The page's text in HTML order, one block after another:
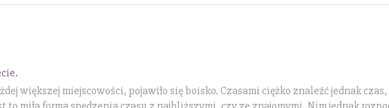
większej miejscowości, pojawiło się boisko. Czasami ciężko znaleźć jednak